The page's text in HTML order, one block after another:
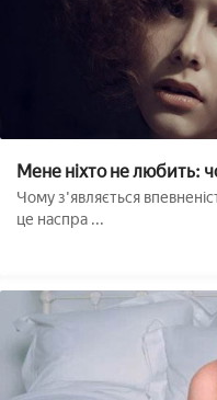
Мене ніхто не любить:
робити
Чому з'являється
це наспра ...